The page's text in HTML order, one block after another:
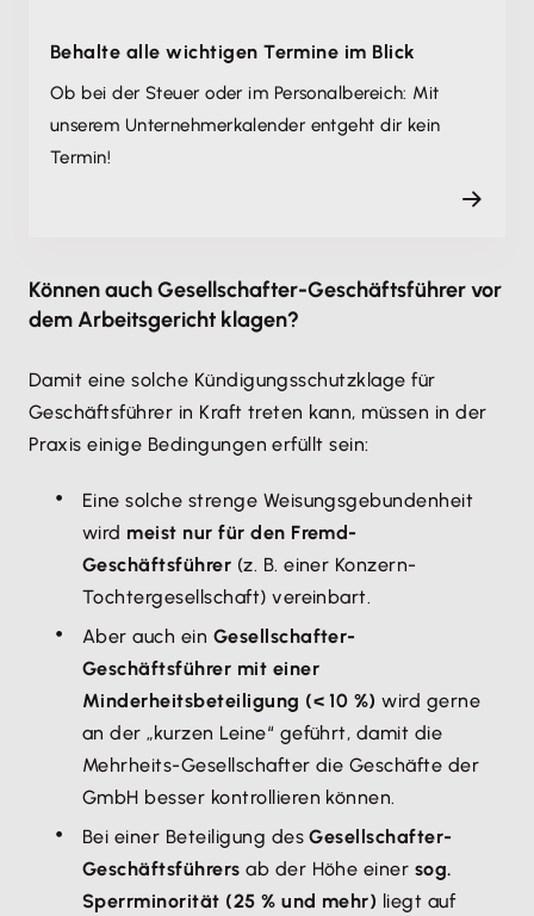
Behalte alle wichtigen Termine im Blick
Ob bei der Steuer oder im Personalbereich: Mit
unserem Unternehmer­kalender entgeht dir kein
Termin!
Können auch Gesellschafter-Geschäftsführer vor
dem Arbeitsgericht klagen?
Damit eine solche Kündigungsschutzklage für
Geschäftsführer in Kraft treten kann, müssen in der
Praxis einige Bedingungen erfüllt sein:
Eine solche strenge Weisungsgebundenheit
wird meist nur für den Fremd-
Geschäftsführer (z. B. einer Konzern-
Tochtergesellschaft) vereinbart.
Aber auch ein Gesellschafter-
Geschäftsführer mit einer
Minderheitsbeteiligung (< 10 %) wird gerne
an der „kurzen Leine“ geführt, damit die
Mehrheits-Gesellschafter die Geschäfte der
GmbH besser kontrollieren können.
Bei einer Beteiligung desGesellschafter-
Geschäftsführers ab der Höhe einer sog.
Sperrminorität (25 % und mehr) liegt auf